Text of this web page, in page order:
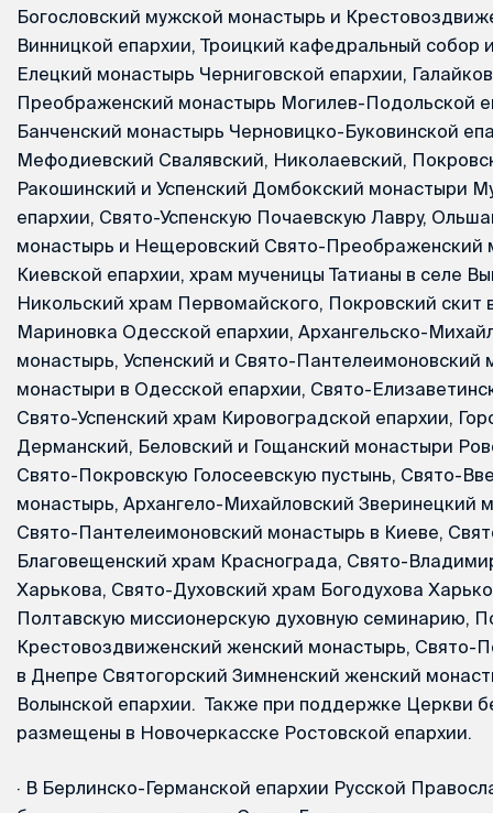
Богословский мужской монастырь и
Винницкой епархии, Троицкий кафедральный собор
Елецкий монастырь Черниговской епархии,
Преображенский монастырь Могилев-Подольской
Банченский монастырь Черновицко-Буковинской
Мефодиевский Свалявский, Николаевский,
Ракошинский и Успенский Домбокский монастыри
епархии, Свято-Успенскую Почаевскую Лавру,
монастырь и Нещеровский Свято-Преображенский
Киевской епархии, храм мученицы Татианы в селе
Никольский храм Первомайского, Покровский скит
Мариновка Одесской епархии, Архангельско-
монастырь, Успенский и Свято-Пантелеимоновский
монастыри в Одесской епархии, Свято-
Свято-Успенский храм Кировоградской епархии,
Дерманский, Беловский и Гощанский монастыри
Свято-Покровскую Голосеевскую пустынь, Свято-
монастырь, Архангело-Михайловский Зверинецкий
Свято-Пантелеимоновский монастырь в Киеве,
Благовещенский храм Краснограда, Свято-
Харькова, Свято-Духовский храм Богодухова
Полтавскую миссионерскую духовную семинарию,
Крестовоздвиженский женский монастырь, Свято-
в Днепре Святогорский Зимненский женский
Волынской епархии. Также при поддержке Церкви
размещены в Новочеркасске Ростовской епархии.
· В Берлинско-Германской епархии Русской